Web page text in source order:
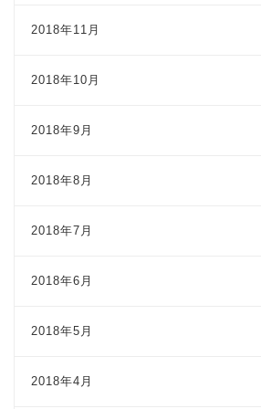
2018年11月
2018年10月
2018年9月
2018年8月
2018年7月
2018年6月
2018年5月
2018年4月